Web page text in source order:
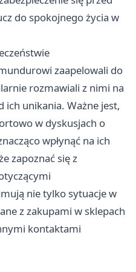
do spokojnego życia w
zaapelowali do
rozmawiali z nimi na
unikania. Ważne jest,
w dyskusjach o
wpłynąć na ich
zapoznać się z
nie tylko sytuacje w
z zakupami w sklepach
kontaktami